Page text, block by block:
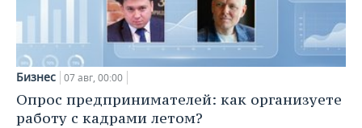
Бизнес 07 авг, 00:00
Опрос предпринимателей: как организуете
работу с кадрами летом?